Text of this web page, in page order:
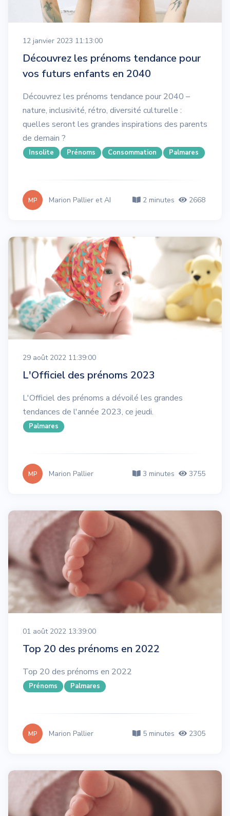
12 janvier 2023 11:13:00
Découvrez les prénoms tendance pour
vos futurs enfants en 2040
Découvrez les prénoms tendance pour 2040 –
nature, inclusivité, rétro, diversité culturelle :
quelles seront les grandes inspirations des parents
de demain ?
Insolite Prénoms Consommation Palmares
MP Marion Pallier et AI 2 minutes 2668
29 août 2022 11:39:00
L'Officiel des prénoms 2023
L'Officiel des prénoms a dévoilé les grandes
tendances de l'année 2023, ce jeudi.
Palmares
MP Marion Pallier 3 minutes 3755
01 août 2022 13:39:00
Top 20 des prénoms en 2022
Top 20 des prénoms en 2022
Prénoms Palmares
MP Marion Pallier 5 minutes 2305